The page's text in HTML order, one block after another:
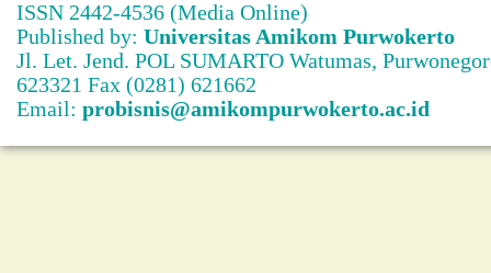
ISSN 2442-4536 (Media Online)
Published by: Universitas Amikom Purwokerto
Jl. Let. Jend. POL SUMARTO Watumas,
623321 Fax (0281) 621662
Email: probisnis@amikompurwokerto.ac.id